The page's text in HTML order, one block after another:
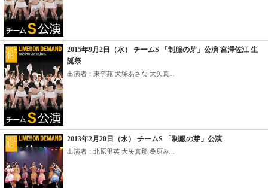
2015年9月2日（水） チームS 「制服の芽」公演 宮澤佐江 生
誕祭
出演者：東李苑 犬塚あさな 大矢真...
2013年2月20日（水） チームS 「制服の芽」公演
出演者：北原里英 大矢真那 桑原み...